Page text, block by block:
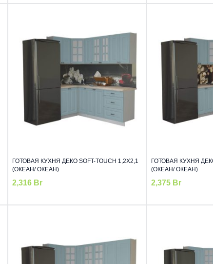
ГОТОВАЯ КУХНЯ ДЕКО SOFT-TOUCH 1,2Х2,1
(ОКЕАН/ ОКЕАН)
2,316 Br
ГОТОВАЯ КУХНЯ
(ОКЕАН/ ОКЕАН)
2,375 Br